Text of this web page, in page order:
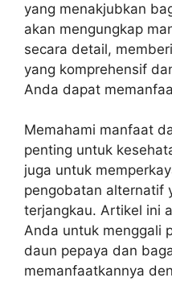
yang menakjubkan
akan mengungkap
secara detail,
yang komprehensif
Anda dapat
Memahami manfaat
penting untuk
juga untuk
pengobatan alternatif
terjangkau. Artikel ini
Anda untuk menggali
daun pepaya dan
memanfaatkannya